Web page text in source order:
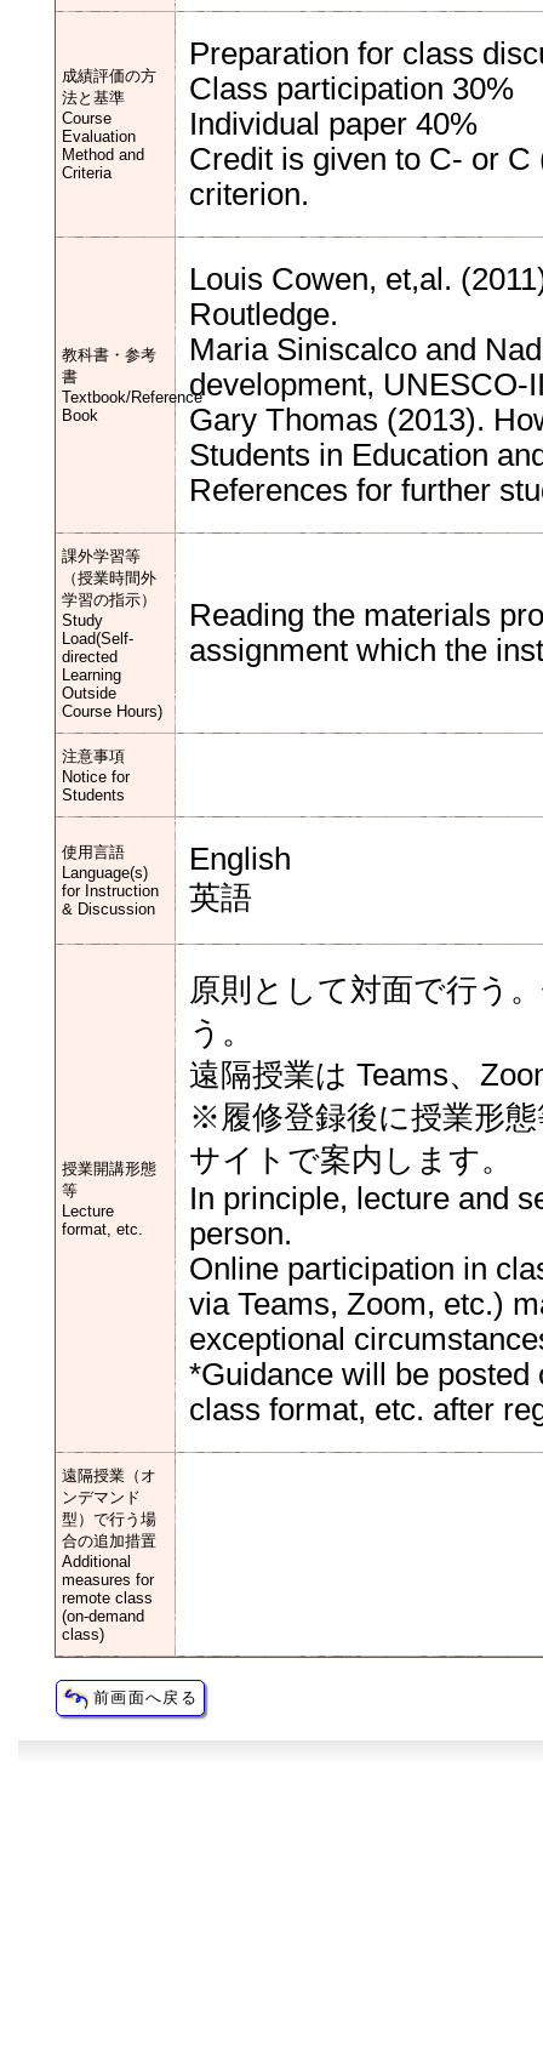
成績評価の方
法と基準
Course
Evaluation
Method and
Criteria
Preparation for class
Class participation 30%
Individual paper 40%
Credit is given to C- or
criterion.
教科書・参考
書
Textbook/Reference
Book
Louis Cowen, et,al.
Routledge.
Maria Siniscalco and
development, UNESCO-
Gary Thomas (2013).
Students in Education
References for further
課外学習等
（授業時間外
学習の指示）
Study
Load(Self-
directed
Learning
Outside
Course Hours)
Reading the materials
assignment which the
注意事項
Notice for
Students
使用言語
Language(s)
for Instruction
& Discussion
English
英語
授業開講形態
等
Lecture
format, etc.
原則として対面で行う
う。
遠隔授業は Teams、
※履修登録後に授業形
サイトで案内します。
In principle, lecture and
person.
Online participation in
via Teams, Zoom, etc.)
exceptional
*Guidance will be
class format, etc. after
遠隔授業（オ
ンデマンド
型）で行う場
合の追加措置
Additional
measures for
remote class
(on-demand
class)